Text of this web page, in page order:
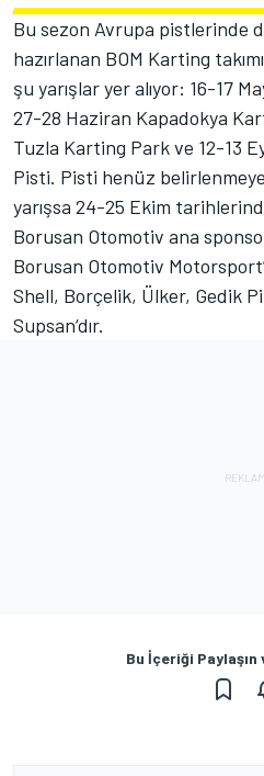
Bu sezon Avrupa pistlerinde
hazırlanan BOM Karting
şu yarışlar yer alıyor: 16-17
27-28 Haziran Kapadokya
Tuzla Karting Park ve 12-13
Pisti. Pisti henüz
yarışsa 24-25 Ekim
Borusan Otomotiv ana
Borusan Otomotiv
Shell, Borçelik, Ülker, Gedik
Supsan‘dır.
Bu İçeriği Paylaşın